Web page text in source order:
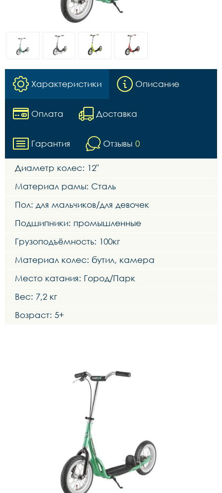
Характеристики Описание
Оплата Доставка
Гарантия Отзывы 0
Диаметр колес: 12"
Материал рамы: Сталь
Пол: для мальчиков/для девочек
Подшипники: промышленные
Грузоподъёмность: 100кг
Материал колес: бутил, камера
Место катания: Город/Парк
Вес: 7,2 кг
Возраст: 5+